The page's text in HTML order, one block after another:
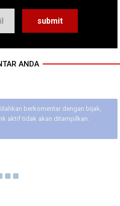
ANDA
berkomentar dengan bijak,
aktif tidak akan ditampilkan.